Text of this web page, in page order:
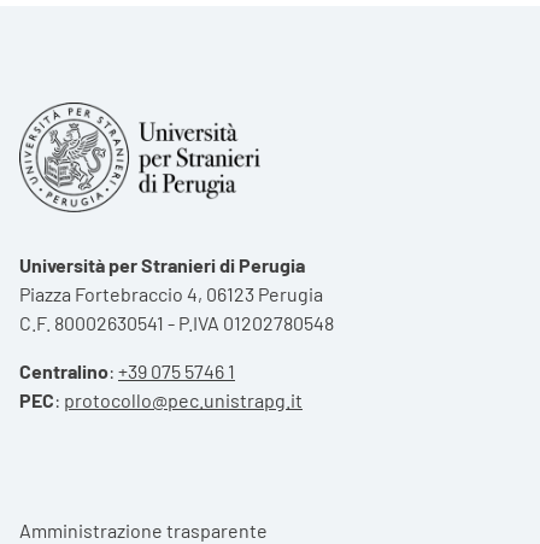
Università per Stranieri di Perugia
Piazza Fortebraccio 4, 06123 Perugia
C.F. 80002630541 - P.IVA 01202780548
Centralino: +39 075 5746 1
PEC: protocollo@pec.unistrapg.it
Footer menu
Amministrazione trasparente